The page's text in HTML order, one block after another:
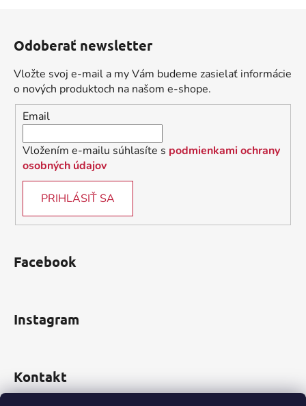
Odoberať newsletter
Vložte svoj e-mail a my Vám budeme zasielať informácie
o nových produktoch na našom e-shope.
Email
Vložením e-mailu súhlasíte s podmienkami ochrany
osobných údajov
PRIHLÁSIŤ SA
Facebook
Instagram
Kontakt